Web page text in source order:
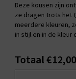
Deze kousen zijn
ze dragen trots het
meerdere kleuren,
in stijl en in de kleur
Totaal €12,00